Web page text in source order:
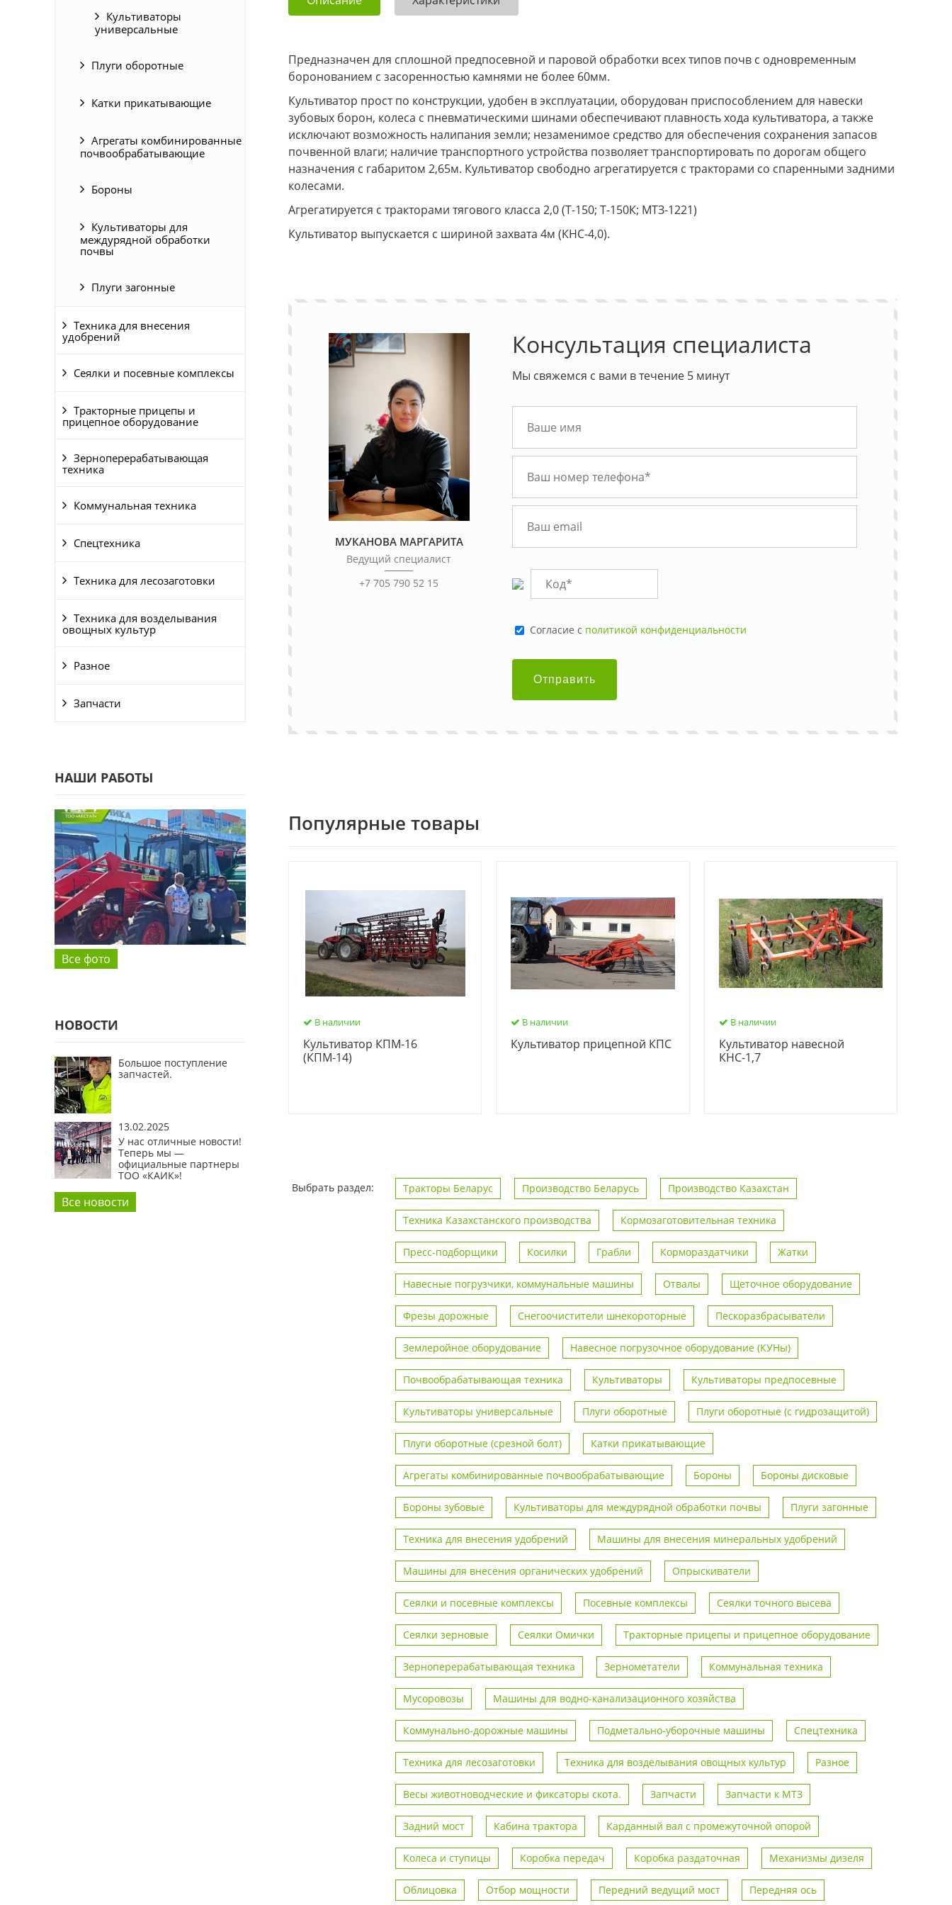
Культиваторы
универсальные
Плуги оборотные
Катки прикатывающие
Агрегаты комбинированные
почвообрабатывающие
Бороны
Культиваторы для
междурядной обработки
почвы
Плуги загонные
Техника для внесения
удобрений
Сеялки и посевные комплексы
Тракторные прицепы и
прицепное оборудование
Зерноперерабатывающая
техника
Коммунальная техника
Спецтехника
Техника для лесозаготовки
Техника для возделывания
овощных культур
Разное
Запчасти
НАШИ РАБОТЫ
Все фото
НОВОСТИ
Большое поступление
запчастей.
13.02.2025
У нас отличные новости!
Теперь мы —
официальные партнеры
ТОО «КАИК»!
Все новости
Предназначен для сплошной предпосевной и паровой обработки всех типов почв с одновременным
боронованием с засоренностью камнями не более 60мм.
Культиватор прост по конструкции, удобен в эксплуатации, оборудован приспособлением для навески
зубовых борон, колеса с пневматическими шинами обеспечивают плавность хода культиватора, а также
исключают возможность налипания земли; незаменимое средство для обеспечения сохранения запасов
почвенной влаги; наличие транспортного устройства позволяет транспортировать по дорогам общего
назначения с габаритом 2,65м. Культиватор свободно агрегатируется с тракторами со спаренными задними
колесами.
Агрегатируется с тракторами тягового класса 2,0 (Т-150; Т-150К; МТЗ-1221)
Культиватор выпускается с шириной захвата 4м (КНС-4,0).
МУКАНОВА МАРГАРИТА
Ведущий специалист
+7 705 790 52 15
Консультация специалиста
Мы свяжемся с вами в течение 5 минут
Cогласие с политикой конфиденциальности
Отправить
Популярные товары
В наличии
Культиватор КПМ-16
(КПМ-14)
В наличии
Культиватор прицепной КПС
В наличии
Культиватор навесной
КНС-1,7
Выбрать раздел: Тракторы Беларус Производство Беларусь Производство Казахстан
Техника Казахстанского производства Кормозаготовительная техника
Пресс-подборщики Косилки Грабли Кормораздатчики Жатки
Навесные погрузчики, коммунальные машины Отвалы Щеточное оборудование
Фрезы дорожные Снегоочистители шнекороторные Пескоразбрасыватели
Землеройное оборудование Навесное погрузочное оборудование (КУНы)
Почвообрабатывающая техника Культиваторы Культиваторы предпосевные
Культиваторы универсальные Плуги оборотные Плуги оборотные (с гидрозащитой)
Плуги оборотные (срезной болт) Катки прикатывающие
Агрегаты комбинированные почвообрабатывающие Бороны Бороны дисковые
Бороны зубовые Культиваторы для междурядной обработки почвы Плуги загонные
Техника для внесения удобрений Машины для внесения минеральных удобрений
Машины для внесения органических удобрений Опрыскиватели
Сеялки и посевные комплексы Посевные комплексы Сеялки точного высева
Сеялки зерновые Сеялки Омички Тракторные прицепы и прицепное оборудование
Зерноперерабатывающая техника Зернометатели Коммунальная техника
Мусоровозы Машины для водно-канализационного хозяйства
Коммунально-дорожные машины Подметально-уборочные машины Спецтехника
Техника для лесозаготовки Техника для возделывания овощных культур Разное
Весы животноводческие и фиксаторы скота. Запчасти Запчасти к МТЗ
Задний мост Кабина трактора Карданный вал с промежуточной опорой
Колеса и ступицы Коробка передач Коробка раздаточная Механизмы дизеля
Облицовка Отбор мощности Передний ведущий мост Передняя ось